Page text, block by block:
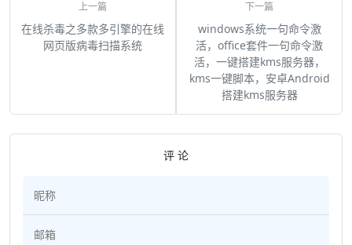
在线杀毒之多款多引擎的在线
网页版病毒扫描系统
windows系统一句命令激
活，office套件一句命令激
活，一键搭建kms服务器，
kms一键脚本，安卓Android
搭建kms服务器
评 论